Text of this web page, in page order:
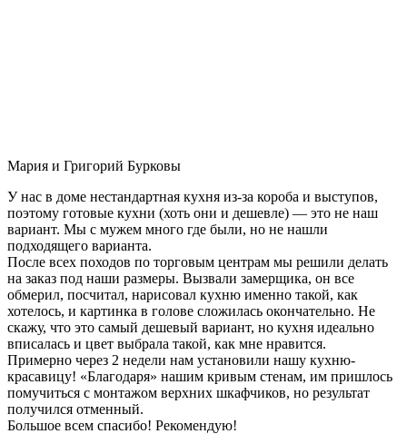
Мария и Григорий Бурковы
У нас в доме нестандартная кухня из-за короба и выступов,
поэтому готовые кухни (хоть они и дешевле) — это не наш
вариант. Мы с мужем много где были, но не нашли
подходящего варианта.
После всех походов по торговым центрам мы решили делать
на заказ под наши размеры. Вызвали замерщика, он все
обмерил, посчитал, нарисовал кухню именно такой, как
хотелось, и картинка в голове сложилась окончательно. Не
скажу, что это самый дешевый вариант, но кухня идеально
вписалась и цвет выбрала такой, как мне нравится.
Примерно через 2 недели нам установили нашу кухню-
красавицу! «Благодаря» нашим кривым стенам, им пришлось
помучиться с монтажом верхних шкафчиков, но результат
получился отменный.
Большое всем спасибо! Рекомендую!